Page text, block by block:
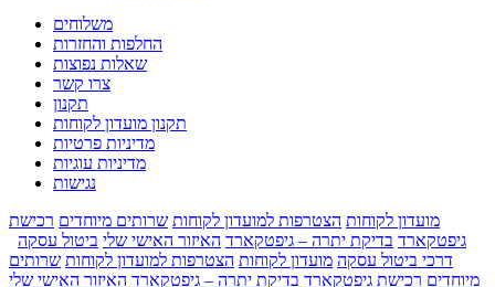
משלוחים
החלפות והחזרות
שאלות נפוצות
צרו קשר
תקנון
תקנון מועדון לקוחות
מדיניות פרטיות
מדיניות עוגיות
נגישות
מועדון לקוחות הצטרפות למועדון לקוחות שרותים מיוחדים רכישת
גיפטקארד בדיקת יתרה – גיפטקארד האיזור האישי שלי ביטול עסקה
דרכי ביטול עסקה מועדון לקוחות הצטרפות למועדון לקוחות שרותים
מיוחדים רכישת גיפטקארד בדיקת יתרה – גיפטקארד האיזור האישי שלי